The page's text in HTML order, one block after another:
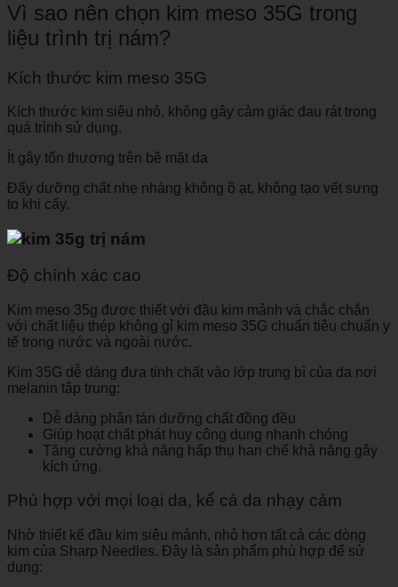
Vì sao nên chọn kim meso 35G trong
liệu trình trị nám?
Kích thước kim meso 35G
Kích thước kim siêu nhỏ, không gây cảm giác đau rát trong
quá trình sử dụng.
Ít gây tổn thương trên bề mặt da
Đẩy dưỡng chất nhẹ nhàng không ồ ạt, không tạo vết sưng
to khi cấy.
Độ chính xác cao
Kim meso 35g được thiết với đầu kim mảnh và chắc chắn
với chất liệu thép không gỉ kim meso 35G chuẩn tiêu chuẩn y
tế trong nước và ngoài nước.
Kim 35G dễ dàng đưa tinh chất vào lớp trung bì của da nơi
melanin tập trung:
Dễ dàng phân tán dưỡng chất đồng đều
Giúp hoạt chất phát huy công dụng nhanh chóng
Tăng cường khả năng hấp thụ hạn chế khả năng gây
kích ứng.
Phù hợp với mọi loại da, kể cả da nhạy cảm
Nhờ thiết kế đầu kim siêu mảnh, nhỏ hơn tất cả các dòng
kim của Sharp Needles. Đây là sản phẩm phù hợp để sử
dụng: